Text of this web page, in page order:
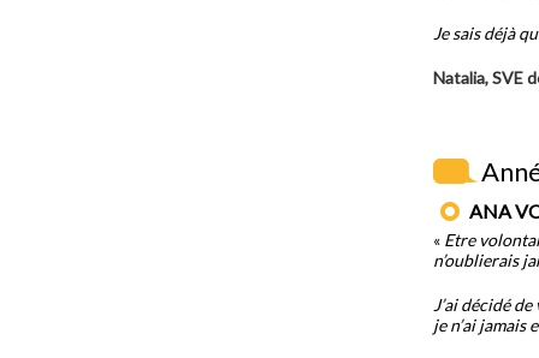
Je sais déjà
Natalia, SVE
ANA
« Etre
n’oublierais
J’ai décidé
je n’ai jamais